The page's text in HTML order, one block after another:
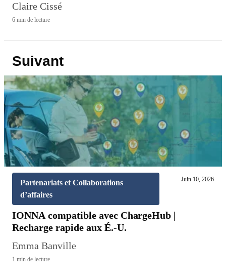
Claire Cissé
6 min de lecture
Suivant
Partenariats et Collaborations
d’affaires
Juin 10, 2026
IONNA compatible avec ChargeHub |
Recharge rapide aux É.-U.
Emma Banville
1 min de lecture